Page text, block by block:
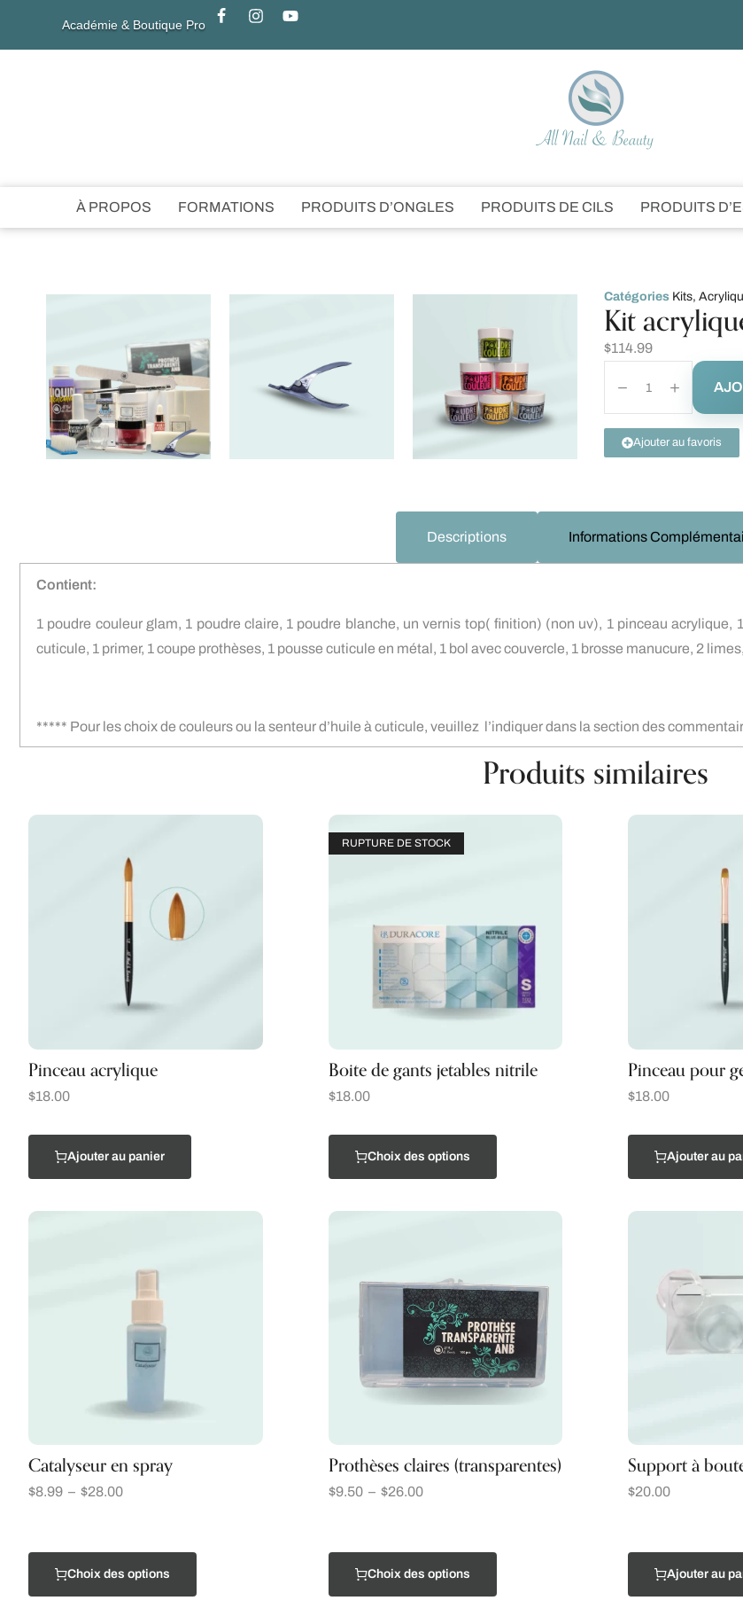
Académie & Boutique Pro
À PROPOS FORMATIONS PRODUITS D’ONGLES PRODUITS DE CILS PRODUITS
Catégories Kits,
Kit
$114.99
Ajouter au favoris
Descriptions Informations
Contient:
1 poudre couleur glam, 1 poudre claire, 1 poudre blanche, un vernis top( finition) (non uv), 1 pinceau
cuticule, 1 primer, 1 coupe prothèses, 1 pousse cuticule en métal, 1 bol avec couvercle, 1 brosse manucure, 2
***** Pour les choix de couleurs ou la senteur d’huile à cuticule, veuillez l’indiquer dans la section des
Produits similaires
Pinceau acrylique
$18.00
Ajouter au panier
RUPTURE DE STOCK
Boite de gants jetables nitrile
$18.00
Choix des options
Pinceau pour
$18.00
Ajouter au
Catalyseur en spray
$8.99 – $28.00
Choix des options
Prothèses claires (transparentes)
$9.50 – $26.00
Choix des options
Support à
$20.00
Ajouter au